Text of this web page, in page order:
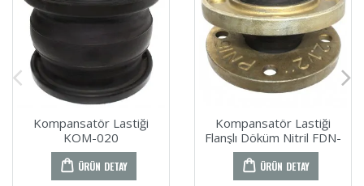
Kompansatör Lastiği
KOM-020
ÜRÜN DETAY
Kompansatör Lastiği
Flanşlı Döküm Nitril FDN-
023
ÜRÜN DETAY